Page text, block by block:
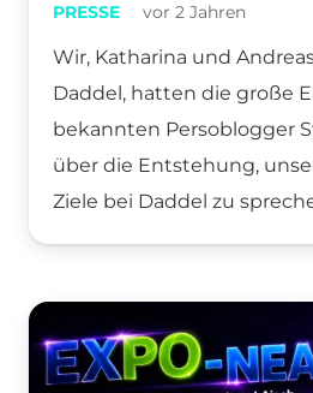
PRESSE vor 2 Jahren
Wir, Katharina und
Daddel, hatten die große
bekannten Persoblogger
über die Entstehung,
Ziele bei Daddel zu